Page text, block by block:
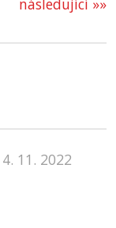
následující »»
11. 2022